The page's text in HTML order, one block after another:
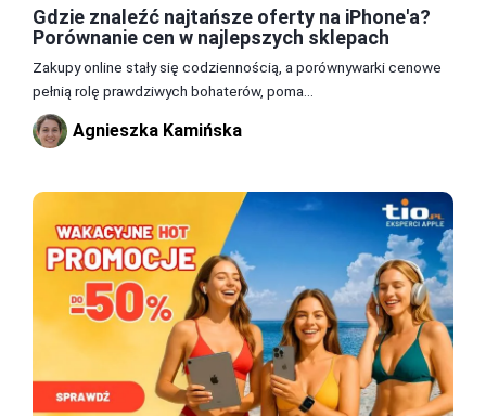
Gdzie znaleźć najtańsze oferty na iPhone'a?
Porównanie cen w najlepszych sklepach
Zakupy online stały się codziennością, a porównywarki cenowe
pełnią rolę prawdziwych bohaterów, poma...
Agnieszka Kamińska